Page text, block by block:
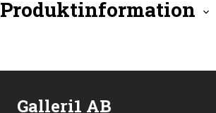
Produktinformation
Galleri1 AB